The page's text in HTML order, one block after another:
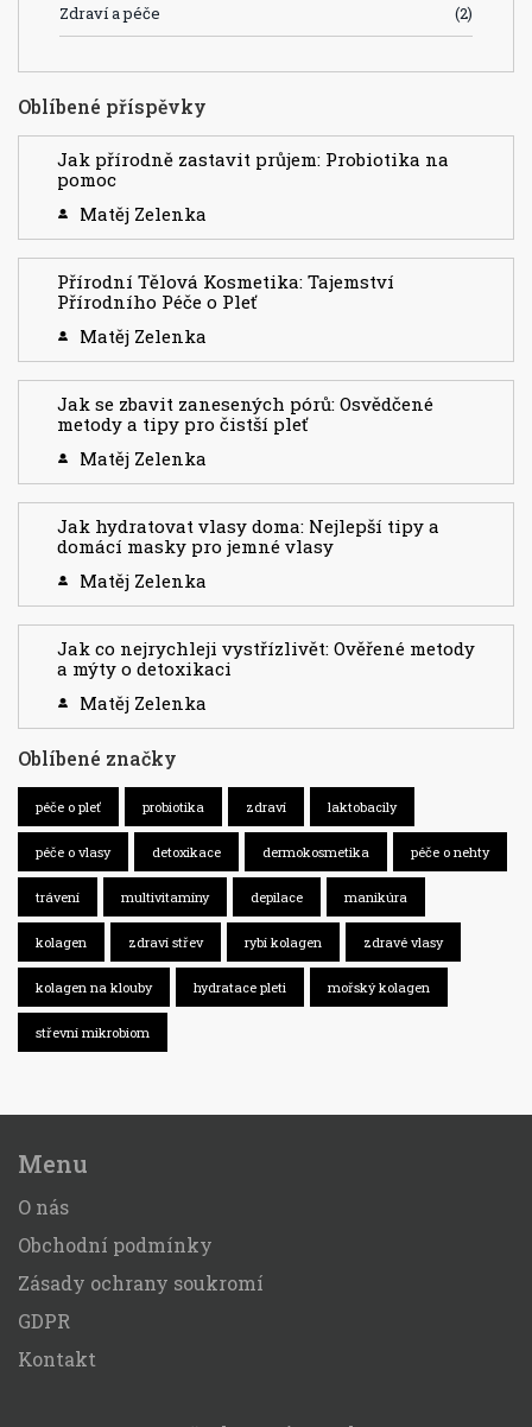
Zdraví a péče (2)
Oblíbené příspěvky
Jak přírodně zastavit průjem: Probiotika na
pomoc
Matěj Zelenka
Přírodní Tělová Kosmetika: Tajemství
Přírodního Péče o Pleť
Matěj Zelenka
Jak se zbavit zanesených pórů: Osvědčené
metody a tipy pro čistší pleť
Matěj Zelenka
Jak hydratovat vlasy doma: Nejlepší tipy a
domácí masky pro jemné vlasy
Matěj Zelenka
Jak co nejrychleji vystřízlivět: Ověřené metody
a mýty o detoxikaci
Matěj Zelenka
Oblíbené značky
péče o pleť probiotika zdraví laktobacily
péče o vlasy detoxikace dermokosmetika péče o nehty
trávení multivitamíny depilace manikúra
kolagen zdraví střev rybí kolagen zdravé vlasy
kolagen na klouby hydratace pleti mořský kolagen
střevní mikrobiom
Menu
O nás
Obchodní podmínky
Zásady ochrany soukromí
GDPR
Kontakt